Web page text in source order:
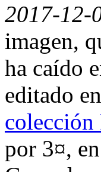
2017-12-
imagen,
ha caído
editado
colección
por 3¤,